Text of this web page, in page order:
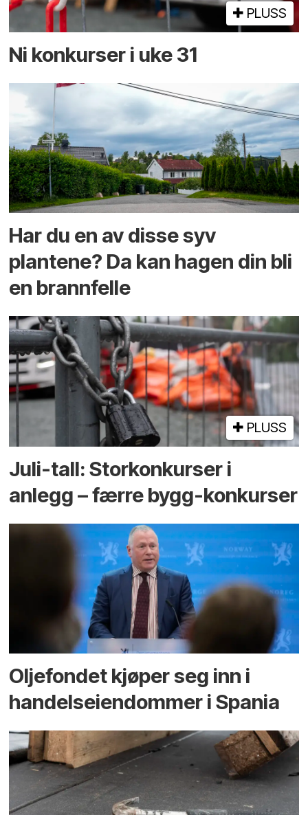
PLUSS
Ni konkurser i uke 31
Har du en av disse syv
plantene? Da kan hagen din bli
en brannfelle
PLUSS
Juli-tall: Storkonkurser i
anlegg – færre bygg-konkurser
Oljefondet kjøper seg inn i
handels­eiendommer i Spania